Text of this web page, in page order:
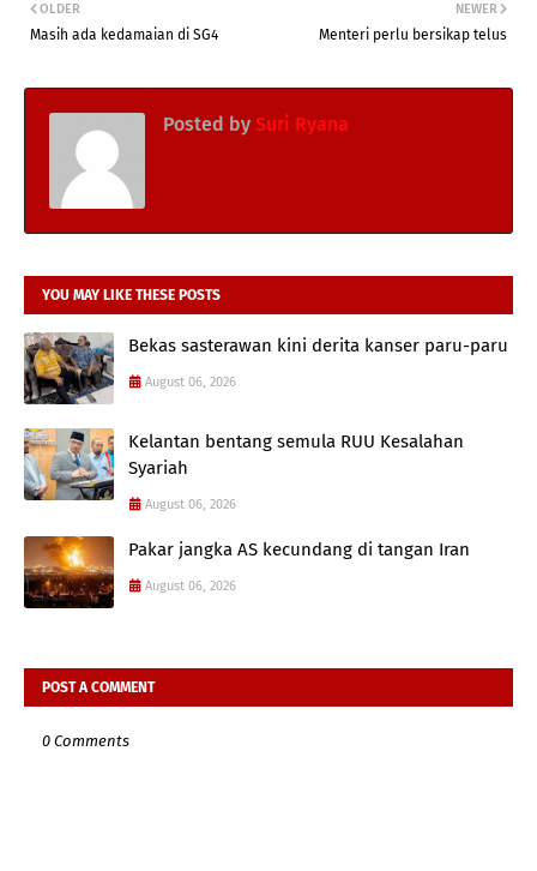
NEWER
Menteri perlu bersikap telus
OLDER
Masih ada kedamaian di SG4
Posted by Suri Ryana
YOU MAY LIKE THESE POSTS
Bekas sasterawan kini derita kanser paru-paru
August 06, 2026
Kelantan bentang semula RUU Kesalahan
Syariah
August 06, 2026
Pakar jangka AS kecundang di tangan Iran
August 06, 2026
POST A COMMENT
0 Comments